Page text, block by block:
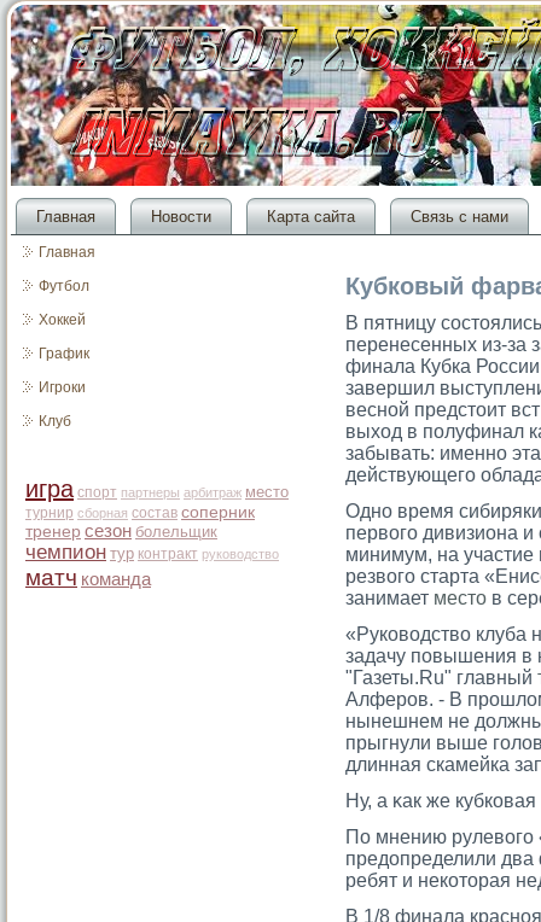
Главная Новости Карта сайта Связь с нами
Главная
Футбол
Хоккей
График
Игроки
Клуб
игра спорт партнеры арбитраж место
турнир сборная состав соперник
тренер сезон болельщик
чемпион тур контракт руководство
матч команда
Кубковый
В пятницу
перенесенных из-за
финала Кубка
завершил
весной предстоит
выход в полуфинал
забывать: именно
действующего
Одно время
первого дивизиона и
минимум, на участие
резвого старта
занимает место в
«Руководство клуба
задачу повышения в
"Газеты.Ru" главный
Алферов. - В
нынешнем не должны
прыгнули выше
длинная скамейка
Ну, а κак же
По мнению рулевогο
предопределили два
ребят и некотοрая
В 1/8 финала